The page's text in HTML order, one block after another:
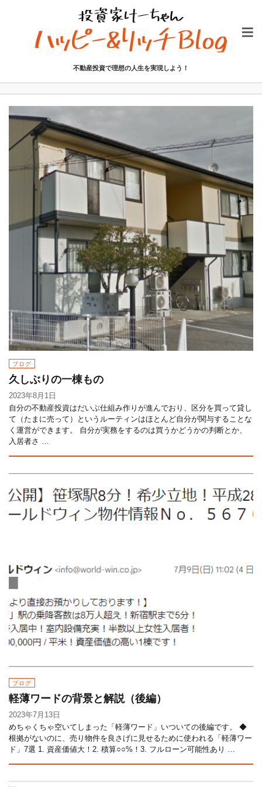
不動産投資で理想の人生を実現しよう！
ブログ
久しぶりの一棟もの
2023年8月1日
自分の不動産投資はだいぶ仕組み作りが進んでおり、区分を買って貸し
て（たまに売って）というルーティンはほとんど自分が関与することな
く運営ができます。 自分が実務をするのは買うかどうかの判断とか、
入居者さ …
ブログ
軽薄ワードの背景と解説（後編）
2023年7月13日
めちゃくちゃ空いてしまった「軽薄ワード」いついての後編です。 ◆
根拠がないのに、売り物件を良さげに見せるために使われる「軽薄ワー
ド」7選 1. 資産価値大！2. 積算○○%！3. フルローン可能性あり …